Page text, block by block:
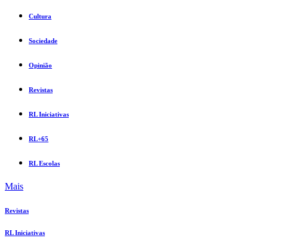
Cultura
Sociedade
Opinião
Revistas
RL Iniciativas
RL+65
RL Escolas
Mais
Revistas
RL Iniciativas